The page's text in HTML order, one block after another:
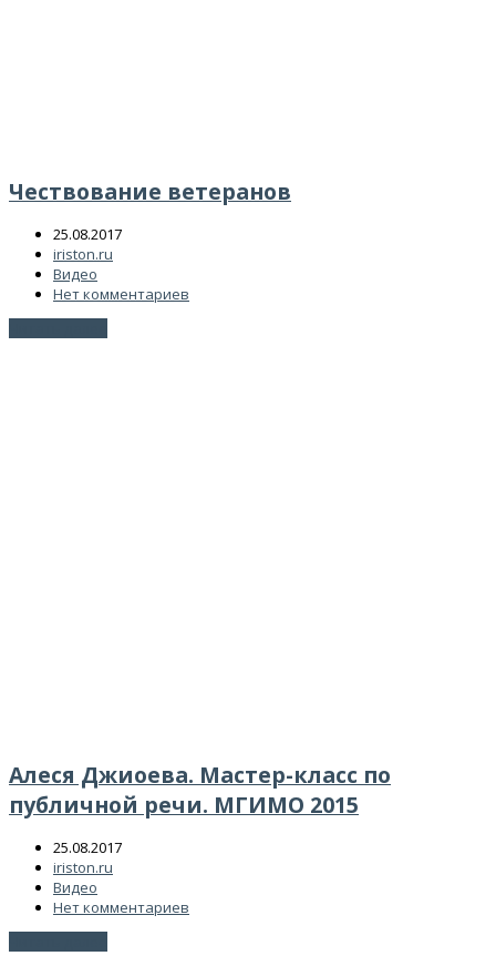
Чествование ветеранов
25.08.2017
iriston.ru
Видео
Нет комментариев
Алеся Джиоева. Мастер-класс по
публичной речи. МГИМО 2015
25.08.2017
iriston.ru
Видео
Нет комментариев